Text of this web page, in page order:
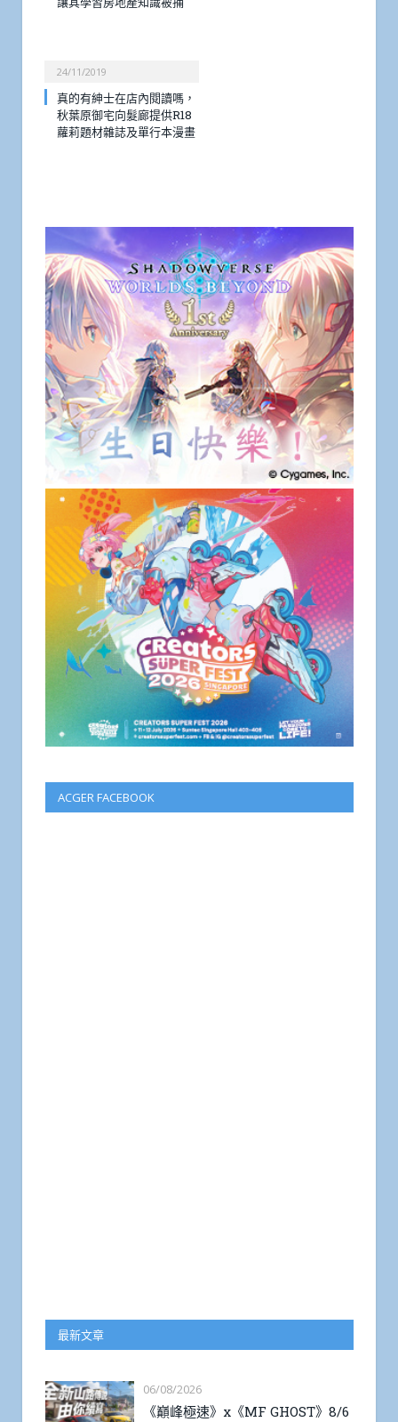
24/11/2019
真的有紳士在店內閱讀嗎，
秋葉原御宅向髮廊提供R18
蘿莉題材雜誌及單行本漫畫
ACGER FACEBOOK
最新文章
06/08/2026
《巔峰極速》x《MF GHOST》8/6